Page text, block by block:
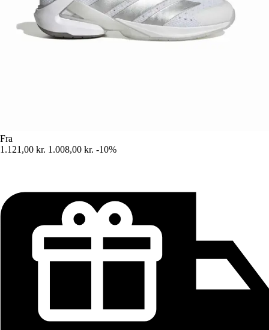
Fra
1.121,00 kr. 1.008,00 kr. -10%